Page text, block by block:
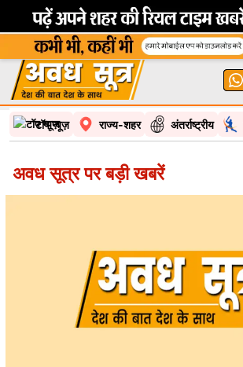
टॉप न्यूज़ राज्य-शहर अंतर्राष्ट्रीय
अवध सूत्र पर बड़ी खबरें